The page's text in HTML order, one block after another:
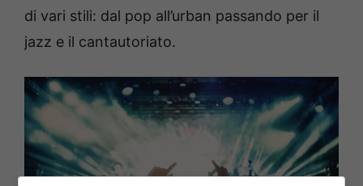
di vari stili: dal pop all’urban passando per il
jazz e il cantautoriato.